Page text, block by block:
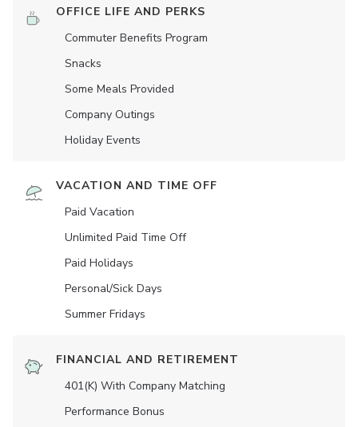
OFFICE LIFE AND PERKS
Commuter Benefits Program
Snacks
Some Meals Provided
Company Outings
Holiday Events
VACATION AND TIME OFF
Paid Vacation
Unlimited Paid Time Off
Paid Holidays
Personal/Sick Days
Summer Fridays
FINANCIAL AND RETIREMENT
401(K) With Company Matching
Performance Bonus